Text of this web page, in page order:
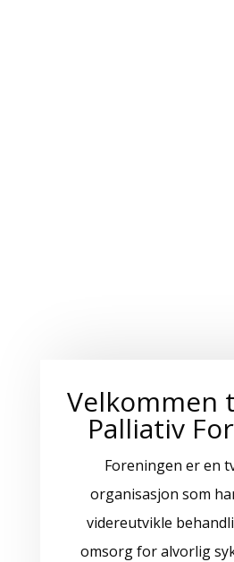
Velkommen
Palliativ
Foreningen er en
organisasjon som
videreutvikle
omsorg for alvorlig